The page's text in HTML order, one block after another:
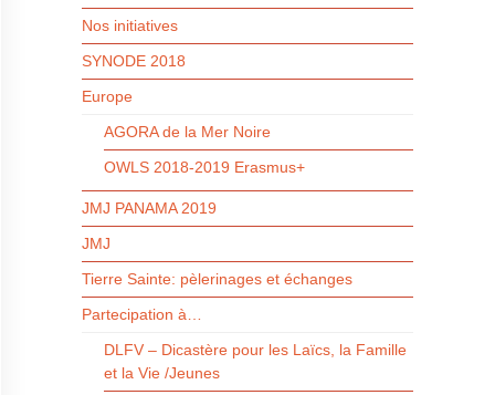
Nos initiatives
SYNODE 2018
Europe
AGORA de la Mer Noire
OWLS 2018-2019 Erasmus+
JMJ PANAMA 2019
JMJ
Tierre Sainte: pèlerinages et échanges
Partecipation à…
DLFV – Dicastère pour les Laïcs, la Famille
et la Vie /Jeunes